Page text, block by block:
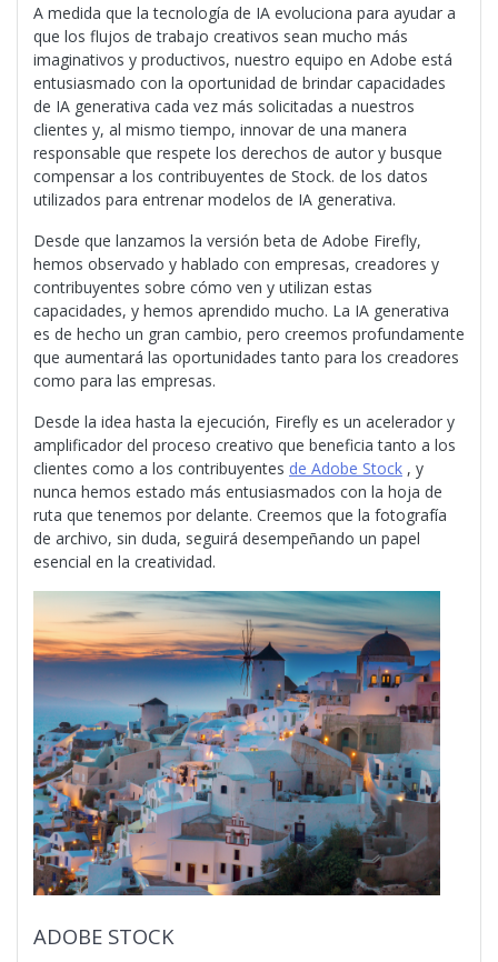
A medida que la tecnología de IA evoluciona para ayudar a
que los flujos de trabajo creativos sean mucho más
imaginativos y productivos, nuestro equipo en Adobe está
entusiasmado con la oportunidad de brindar capacidades
de IA generativa cada vez más solicitadas a nuestros
clientes y, al mismo tiempo, innovar de una manera
responsable que respete los derechos de autor y busque
compensar a los contribuyentes de Stock. de los datos
utilizados para entrenar modelos de IA generativa.
Desde que lanzamos la versión beta de Adobe Firefly,
hemos observado y hablado con empresas, creadores y
contribuyentes sobre cómo ven y utilizan estas
capacidades, y hemos aprendido mucho. La IA generativa
es de hecho un gran cambio, pero creemos profundamente
que aumentará las oportunidades tanto para los creadores
como para las empresas.
Desde la idea hasta la ejecución, Firefly es un acelerador y
amplificador del proceso creativo que beneficia tanto a los
clientes como a los contribuyentes de Adobe Stock , y
nunca hemos estado más entusiasmados con la hoja de
ruta que tenemos por delante. Creemos que la fotografía
de archivo, sin duda, seguirá desempeñando un papel
esencial en la creatividad.
ADOBE STOCK